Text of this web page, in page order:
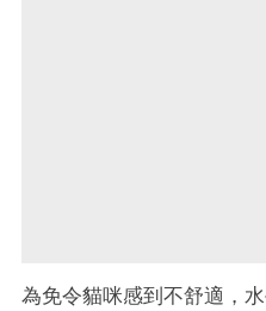
為免令貓咪感到不舒適，